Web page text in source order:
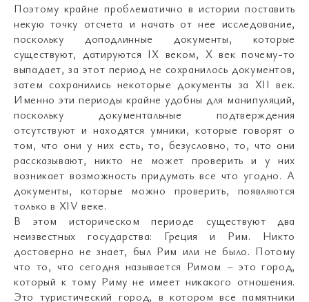
Поэтому крайне проблематично в истории поставить
некую точку отсчета и начать от нее исследование,
поскольку доподлинные документы, которые
существуют, датируются IX веком, X век почему-то
выпадает, за этот период не сохранилось документов,
затем сохранились некоторые документы за XII век.
Именно эти периоды крайне удобны для манипуляций,
поскольку документальные подтверждения
отсутствуют и находятся умники, которые говорят о
том, что они у них есть, то, безусловно, то, что они
рассказывают, никто не может проверить и у них
возникает возможность придумать все что угодно. А
документы, которые можно проверить, появляются
только в XIV веке.
В этом историческом периоде существуют два
неизвестных государства: Греция и Рим. Никто
достоверно не знает, был Рим или не было. Потому
что то, что сегодня называется Римом – это город,
который к тому Риму не имеет никакого отношения.
Это туристический город, в котором все памятники